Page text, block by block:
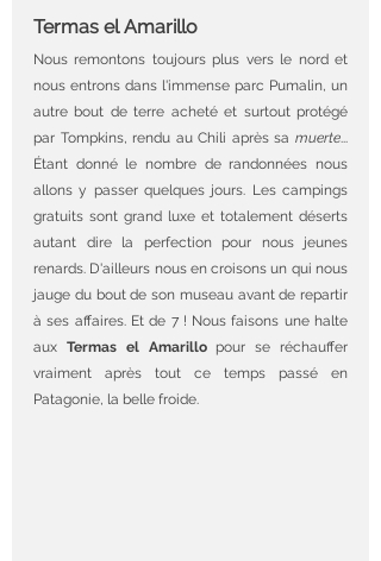
Termas el Amarillo
Nous remontons toujours plus vers le nord et
nous entrons dans l'immense parc Pumalin, un
autre bout de terre acheté et surtout protégé
par Tompkins, rendu au Chili après sa muerte...
Étant donné le nombre de randonnées nous
allons y passer quelques jours. Les campings
gratuits sont grand luxe et totalement déserts
autant dire la perfection pour nous jeunes
renards. D'ailleurs nous en croisons un qui nous
jauge du bout de son museau avant de repartir
à ses affaires. Et de 7 ! Nous faisons une halte
aux Termas el Amarillo pour se réchauffer
vraiment après tout ce temps passé en
Patagonie, la belle froide.